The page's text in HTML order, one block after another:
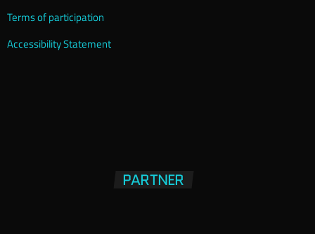
Terms of participation
Accessibility Statement
PARTNER